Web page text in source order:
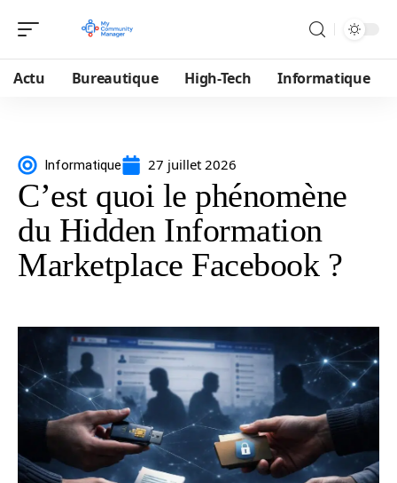
Actu Bureautique High-Tech Informatique
Informatique 27 juillet 2026
C’est quoi le phénomène
du Hidden Information
Marketplace Facebook ?